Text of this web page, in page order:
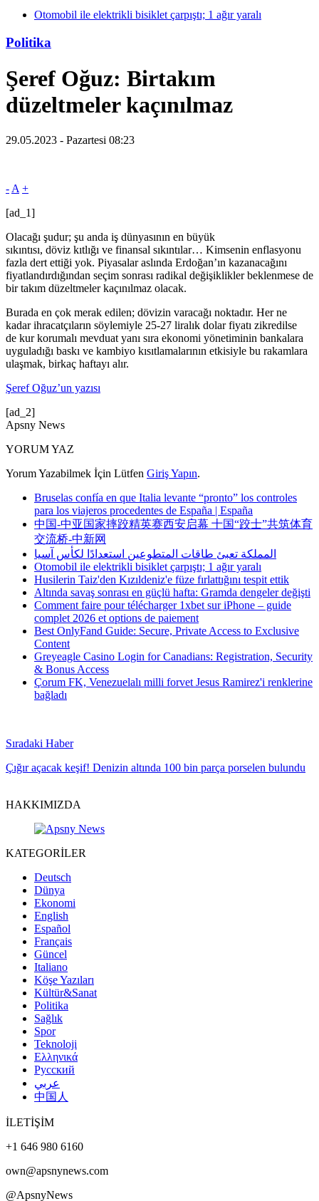
Otomobil ile elektrikli bisiklet çarpıştı; 1 ağır yaralı
Politika
Şeref Oğuz: Birtakım
düzeltmeler kaçınılmaz
29.05.2023 - Pazartesi 08:23
- A +
[ad_1]
Olacağı şudur; şu anda iş dünyasının en büyük
sıkıntısı, döviz kıtlığı ve finansal sıkıntılar… Kimsenin enflasyonu
fazla dert ettiği yok. Piyasalar aslında Erdoğan’ın kazanacağını
fiyatlandırdığından seçim sonrası radikal değişiklikler beklenmese de
bir takım düzeltmeler kaçınılmaz olacak.
Burada en çok merak edilen; dövizin varacağı noktadır. Her ne
kadar ihracatçıların söylemiyle 25-27 liralık dolar fiyatı zikredilse
de kur korumalı mevduat yanı sıra ekonomi yönetiminin bankalara
uyguladığı baskı ve kambiyo kısıtlamalarının etkisiyle bu rakamlara
ulaşmak, birkaç haftayı alır.
Şeref Oğuz’un yazısı
[ad_2]
Apsny News
YORUM YAZ
Yorum Yazabilmek İçin Lütfen Giriş Yapın.
Bruselas confía en que Italia levante “pronto” los controles
para los viajeros procedentes de España | España
中国-中亚国家摔跤精英赛西安启幕 十国“跤士”共筑体育
交流桥-中新网
المملكة تعبئ طاقات المتطوعين استعدادًا لكأس آسيا
Otomobil ile elektrikli bisiklet çarpıştı; 1 ağır yaralı
Husilerin Taiz'den Kızıldeniz'e füze fırlattığını tespit ettik
Altında savaş sonrası en güçlü hafta: Gramda dengeler değişti
Comment faire pour télécharger 1xbet sur iPhone – guide
complet 2026 et options de paiement
Best OnlyFand Guide: Secure, Private Access to Exclusive
Content
Greyeagle Casino Login for Canadians: Registration, Security
& Bonus Access
Çorum FK, Venezuelalı milli forvet Jesus Ramirez'i renklerine
bağladı
Sıradaki Haber
Çığır açacak keşif! Denizin altında 100 bin parça porselen bulundu
HAKKIMIZDA
KATEGORİLER
Deutsch
Dünya
Ekonomi
English
Español
Français
Güncel
Italiano
Köşe Yazıları
Kültür&Sanat
Politika
Sağlık
Spor
Teknoloji
Ελληνικά
Русский
عربي
中国人
İLETİŞİM
+1 646 980 6160
own@apsnynews.com
@ApsnyNews